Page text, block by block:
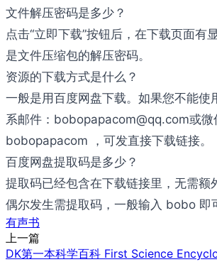
文件解压密码是多少？
点击“立即下载”按钮后，在下载页面有
是文件压缩包的解压密码。
资源的下载方式是什么？
一般是用百度网盘下载。如果您不能使
系邮件：bobopapacom@qq.com或微
bobopapacom ，可发直接下载链接。
百度网盘提取码是多少？
提取码已经包含在下载链接里，无需额
偶尔发生需提取码，一般输入 bobo 即
有声书
上一篇
DK第一本科学百科 First Science